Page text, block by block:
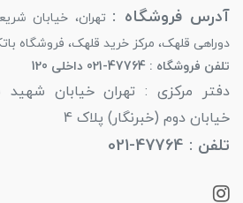
آدرس فروشگاه : تهران، خیابان
دوراهی قلهک، مرکز خرید قلهک، فروشگاه
تلفن فروشگاه : 47764-021 داخلی 120
دفتر مرکزی : تهران خیابان شهید
خیابان دوم (خبرنگار) پلاک 4
تلفن : 47764-021